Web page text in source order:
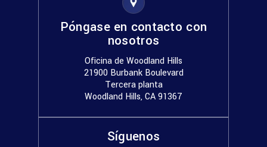
Póngase en contacto con
nosotros
Oficina de Woodland Hills
21900 Burbank Boulevard
Tercera planta
Woodland Hills, CA 91367
Síguenos